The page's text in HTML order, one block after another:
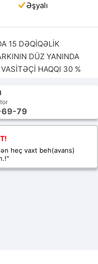
Əşyalı
15 DƏQİQƏLİK
DÜZ YANINDA
HAQQI 30 %
79
heç vaxt beh(avans)